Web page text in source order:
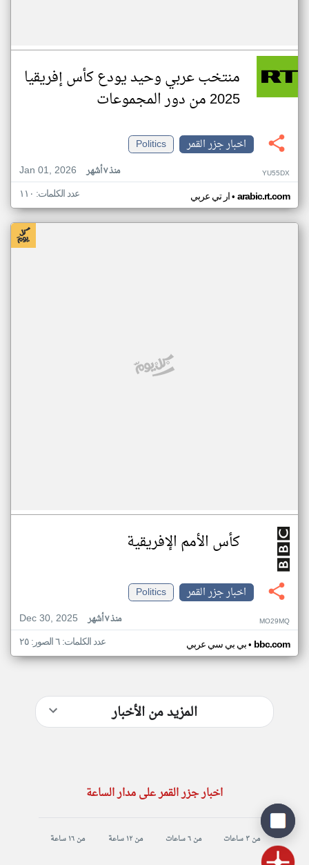
منتخب عربي وحيد يودع كأس إفريقيا
2025 من دور المجموعات
اخبار جزر القمر
Politics
Jan 01, 2026
منذ ٧ أشهر YU55DX
ار تي عربي• arabic.rt.com عدد الكلمات: ١١٠
كأس الأمم الإفريقية
اخبار جزر القمر
Politics
Dec 30, 2025
منذ ٧ أشهر MO29MQ
بي بي سي عربي• bbc.com عدد الكلمات: ٦ الصور: ٢٥
المزيد من الأخبار
اخبار جزر القمر على مدار الساعة
من ٣ ساعات من ٦ ساعات من ١٢ ساعة من ١٦ ساعة